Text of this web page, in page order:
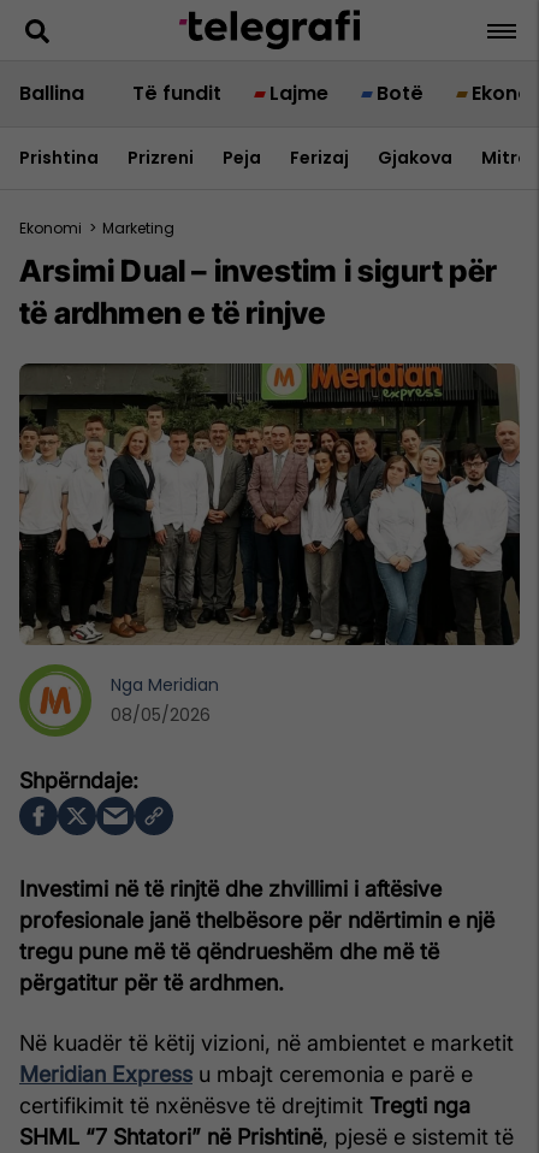
Ballina Të fundit Lajme Botë
Prishtina Prizreni Peja Ferizaj Gjakova
Ekonomi > Marketing
Arsimi Dual – investim i sigurt për
të ardhmen e të rinjve
Investimi në të rinjtë dhe zhvillimi i aftësive
profesionale janë thelbësore për ndërtimin e një
tregu pune më të qëndrueshëm dhe më të
përgatitur për të ardhmen.
Në kuadër të këtij vizioni, në ambientet e marketit
Meridian Express u mbajt ceremonia e parë e
certifikimit të nxënësve të drejtimit Tregti nga
SHML “7 Shtatori” në Prishtinë, pjesë e sistemit të
Nga Meridian
08/05/2026